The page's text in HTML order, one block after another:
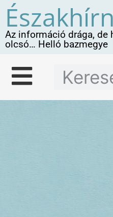
Az információ drága, de
olcsó… Helló bazmegye